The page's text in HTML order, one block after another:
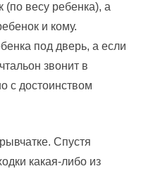
(по весу ребенка), а
и кому.
под дверь, а если
звонит в
с достоинством
Спустя
какая-либо из